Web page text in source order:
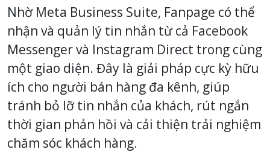
Nhờ Meta Business Suite, Fanpage có thể
nhận và quản lý tin nhắn từ cả Facebook
Messenger và Instagram Direct trong cùng
một giao diện. Đây là giải pháp cực kỳ hữu
ích cho người bán hàng đa kênh, giúp
tránh bỏ lỡ tin nhắn của khách, rút ngắn
thời gian phản hồi và cải thiện trải nghiệm
chăm sóc khách hàng.